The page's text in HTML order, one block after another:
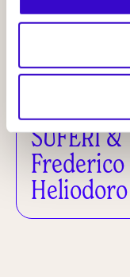
25.09
2026
20:00
SUFERI &
Frederico
Heliodoro